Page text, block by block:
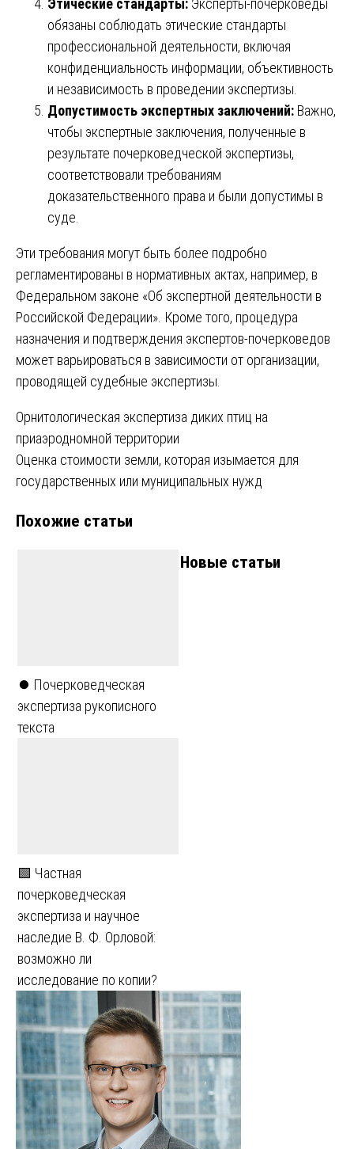
Этические стандарты: Эксперты-почерковеды
обязаны соблюдать этические стандарты
профессиональной деятельности, включая
конфиденциальность информации, объективность
и независимость в проведении экспертизы.
Допустимость экспертных заключений: Важно,
чтобы экспертные заключения, полученные в
результате почерковедческой экспертизы,
соответствовали требованиям
доказательственного права и были допустимы в
суде.
Эти требования могут быть более подробно
регламентированы в нормативных актах, например, в
Федеральном законе «Об экспертной деятельности в
Российской Федерации». Кроме того, процедура
назначения и подтверждения экспертов-почерковедов
может варьироваться в зависимости от организации,
проводящей судебные экспертизы.
Навигация
по
записям
Орнитологическая экспертиза диких птиц на
приаэродномной территории
Оценка стоимости земли, которая изымается для
государственных или муниципальных нужд
Похожие статьи
⏺️ Почерковедческая
экспертиза рукописного
текста
🟩 Частная
почерковедческая
экспертиза и научное
наследие В. Ф. Орловой:
возможно ли
исследование по копии?
Новые статьи